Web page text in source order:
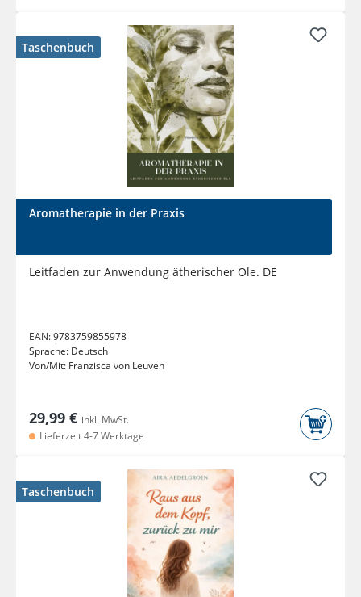
Taschenbuch
Aromatherapie in der Praxis
Leitfaden zur Anwendung ätherischer Öle. DE
EAN:9783759855978
Sprache: Deutsch
Von/Mit: Franzisca von Leuven
29,99 € inkl. MwSt.
Lieferzeit 4-7 Werktage
Taschenbuch